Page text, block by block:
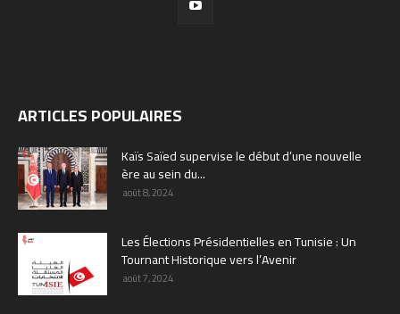
ARTICLES POPULAIRES
Kaïs Saïed supervise le début d’une nouvelle
ère au sein du...
août 8, 2024
Les Élections Présidentielles en Tunisie : Un
Tournant Historique vers l’Avenir
août 7, 2024